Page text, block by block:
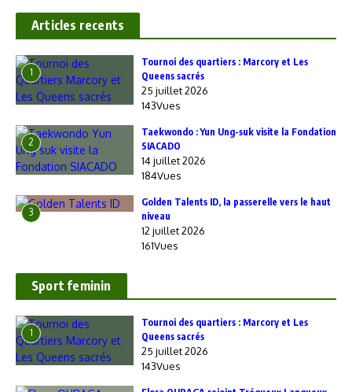
Articles recents
1
‎Tournoi des quartiers : Marcory et Les
Queens sacrés
25 juillet 2026
143Vues
2
Taekwondo : Yun Ung-suk visite la Fondation
SIACADO
14 juillet 2026
184Vues
3
Golden Talents ID, la passerelle vers le haut
niveau
12 juillet 2026
161Vues
Sport feminin
1
‎Tournoi des quartiers : Marcory et Les
Queens sacrés
25 juillet 2026
143Vues